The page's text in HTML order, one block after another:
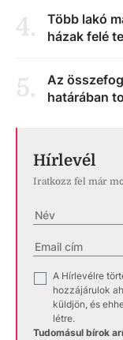
4.
Több lakó
házak felé
5.
Az
határában
Hírlevél
Iratkozz fel már
A Hírlevélre
hozzájárulok
küldjön, és
létre.
Tudomásul bírok